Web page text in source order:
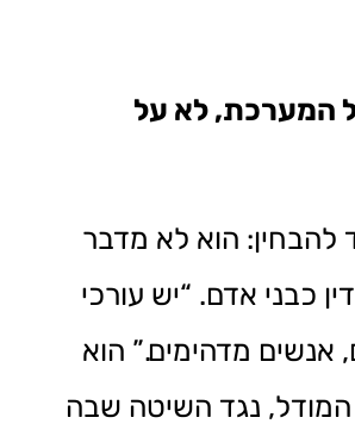
המערכת, לא על
להבחין: הוא לא מדבר
כבני אדם. “יש עורכי
אנשים מדהימים.” הוא
נגד השיטה שבה